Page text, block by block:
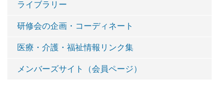
ライブラリー
研修会の企画・コーディネート
医療・介護・福祉情報リンク集
メンバーズサイト（会員ページ）